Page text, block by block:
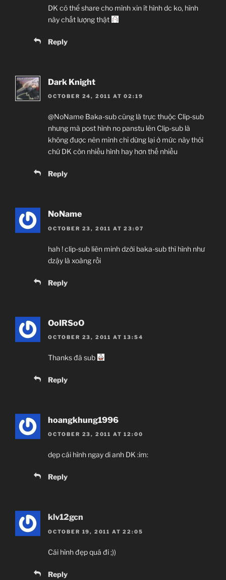
DK có thể share cho mình xin ít hình dc ko, hình
này chất lượng thật
Reply
Dark Knight
OCTOBER 24, 2011 AT 02:19
@NoName Baka-sub cũng là trực thuộc Clip-sub
nhưng mà post hình no panstu lên Clip-sub là
không được nên mình chỉ dừng lại ở mức này thôi
chứ DK còn nhiều hình hay hơn thế nhiều
Reply
NoName
OCTOBER 23, 2011 AT 23:07
hah ! clip-sub liên minh dzới baka-sub thì hình như
dzậy là xoàng rồi
Reply
OoIRSoO
OCTOBER 23, 2011 AT 13:54
Thanks đã sub
Reply
hoangkhung1996
OCTOBER 23, 2011 AT 12:00
dẹp cái hình ngay di anh DK :im:
Reply
klv12gcn
OCTOBER 19, 2011 AT 22:05
Cái hình đẹp quá đi ;))
Reply